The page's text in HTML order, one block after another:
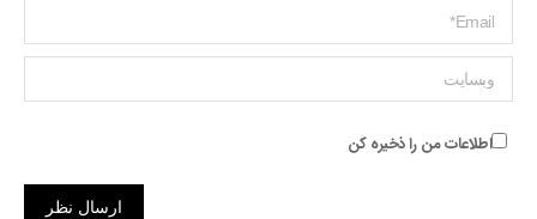
ایمیل *
وبسایت
اطلاعات من را ذخیره کن
ارسال نظر